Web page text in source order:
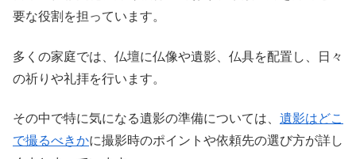
要な役割を担っています。
多くの家庭では、仏壇に仏像や遺影、仏具を配置し、日々
の祈りや礼拝を行います。
その中で特に気になる遺影の準備については、 遺影はどこ
で撮るべきかに撮影時のポイントや依頼先の選び方が詳し